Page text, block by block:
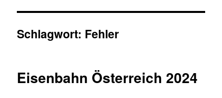
Schlagwort: Fehler
Eisenbahn Österreich 2024